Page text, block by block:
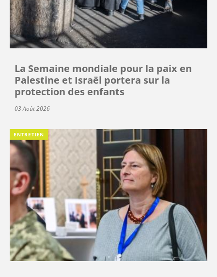
La Semaine mondiale pour la paix en
Palestine et Israël portera sur la
protection des enfants
03 Août 2026
ENTRETIEN